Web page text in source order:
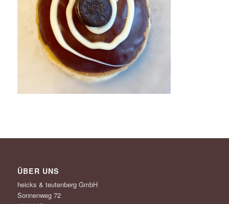
ÜBER UNS
heicks & teutenberg GmbH
Sonnenweg 72